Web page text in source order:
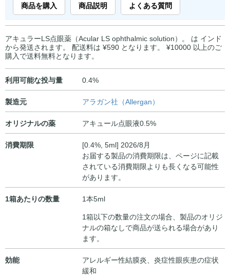
¥4,190
商品を購入 商品説明 よくある質問
アキュラーLS点眼薬（Acular LS ophthalmic solution）。 は インド
から発送されます。 配送料は ¥590 となります。 ¥10000 以上のご
購入で送料無料となります。
利用可能な投与量 0.4%
製造元 アラガン社（Allergan）
オリジナルの薬 アキュール点眼液0.5%
消費期限
[0.4%, 5ml] 2026/8月
お届する製品の消費期限は、ページに記載
されている消費期限よりも長くなる可能性
があります。
1箱あたりの数量
1本5ml
1箱以下の数量の注文の場合、製品のオリジ
ナルの箱なしで商品が送られる場合があり
ます。
効能
アレルギー性結膜炎、炎症性眼疾患の症状
緩和